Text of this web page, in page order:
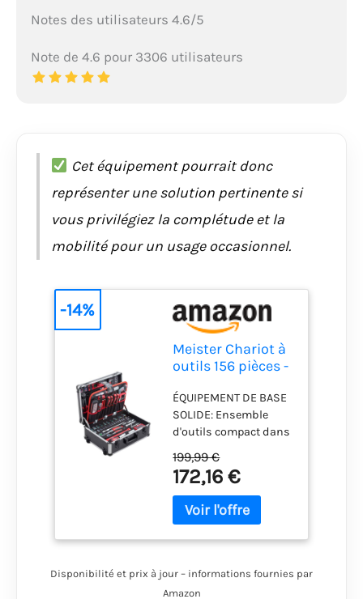
Notes des utilisateurs 4.6/5
Note de 4.6 pour 3306 utilisateurs
Cet équipement pourrait donc
représenter une solution pertinente si
vous privilégiez la complétude et la
mobilité pour un usage occasionnel.
Meister Chariot à
outils 156 pièces -
- Avec roulettes -
Poignée
télescopique /
Mallette à outils
professionnelle
remplie / Boîte à
outils roulante /
8971440
ÉQUIPEMENT DE BASE
SOLIDE: Ensemble
d'outils compact dans
Matériaux de haute
qualité | Équipement
approprié pour chaque
bricoleur MALLETTE
arrondis et protection
199,99 €
172,16 €
-14%
Disponibilité et prix à jour – informations fournies par
Amazon